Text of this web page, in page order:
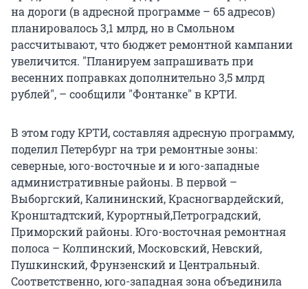
на дороги (в адресной программе – 65 адресов)
планировалось 3,1 млрд, но в Смольном
рассчитывают, что бюджет ремонтной кампании
увеличится. "Планируем запрашивать при
весенних поправках дополнительно 3,5 млрд
рублей", – сообщили "Фонтанке" в КРТИ.
В этом году КРТИ, составляя адресную программу,
поделил Петербург на три ремонтные зоны:
северные, юго-восточные и и юго-западные
административные районы. В первой –
Выборгский, Калининский, Красногвардейский,
Кронштадтский, Курортный,Петроградский,
Приморский районы. Юго-восточная ремонтная
полоса – Колпинский, Московский, Невский,
Пушкинский, Фрунзенский и Центральный.
Соответственно, юго-западная зона объединила